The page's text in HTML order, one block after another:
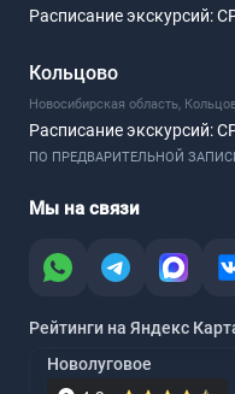
Расписание экскурсий:
Кольцово
Новосибирская область,
Расписание экскурсий:
ПО ПРЕДВАРИТЕЛЬНОЙ
Мы на связи
Рейтинги на Яндекс
Новолуговое